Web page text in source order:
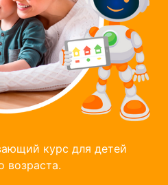
курс для детей
возраста.